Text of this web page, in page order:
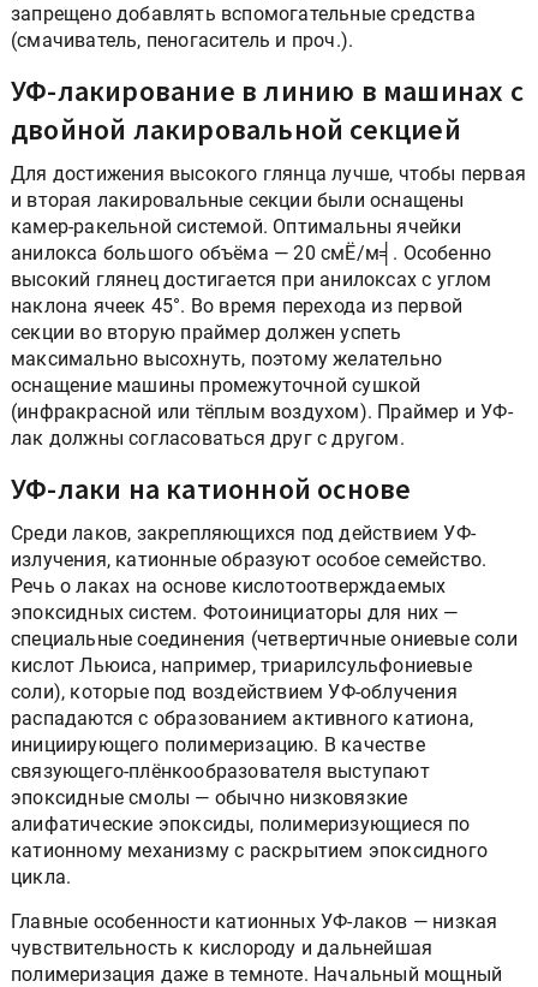
запрещено добавлять вспомогательные средства
(смачиватель, пеногаситель и проч.).
УФ-лакирование в линию в машинах с
двойной лакировальной секцией
Для достижения высокого глянца лучше, чтобы первая
и вторая лакировальные секции были оснащены
камер-ракельной системой. Оптимальны ячейки
анилокса большого объёма — 20 смЁ/м╡. Особенно
высокий глянец достигается при анилоксах с углом
наклона ячеек 45°. Во время перехода из первой
секции во вторую праймер должен успеть
максимально высохнуть, поэтому желательно
оснащение машины промежуточной сушкой
(инфракрасной или тёплым воздухом). Праймер и УФ-
лак должны согласоваться друг с другом.
УФ-лаки на катионной основе
Среди лаков, закрепляющихся под действием УФ-
излучения, катионные образуют особое семейство.
Речь о лаках на основе кислотоотверждаемых
эпоксидных систем. Фотоинициаторы для них —
специальные соединения (четвертичные ониевые соли
кислот Льюиса, например, триарилсульфониевые
соли), которые под воздействием УФ-облучения
распадаются с образованием активного катиона,
инициирующего полимеризацию. В качестве
связующего-плёнкообразователя выступают
эпоксидные смолы — обычно низковязкие
алифатические эпоксиды, полимеризующиеся по
катионному механизму с раскрытием эпоксидного
цикла.
Главные особенности катионных УФ-лаков — низкая
чувствительность к кислороду и дальнейшая
полимеризация даже в темноте. Начальный мощный